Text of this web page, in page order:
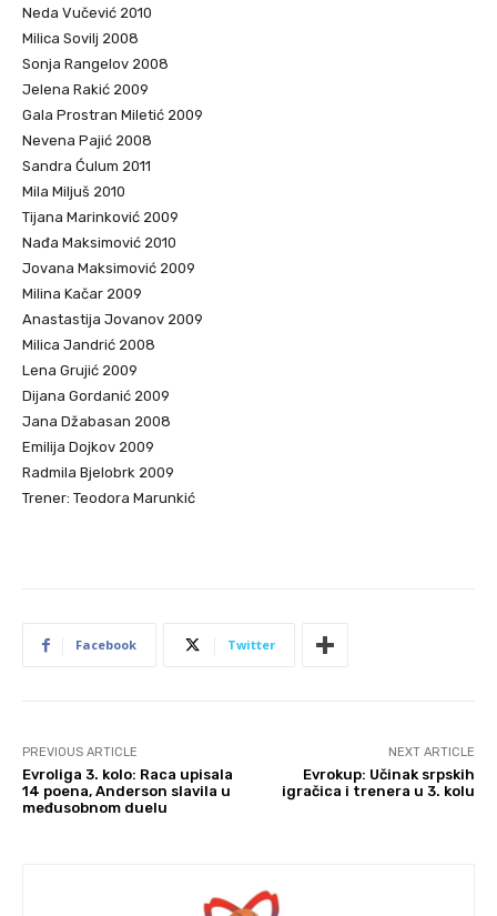
Neda Vučević 2010
Milica Sovilj 2008
Sonja Rangelov 2008
Jelena Rakić 2009
Gala Prostran Miletić 2009
Nevena Pajić 2008
Sandra Ćulum 2011
Mila Miljuš 2010
Tijana Marinković 2009
Nađa Maksimović 2010
Jovana Maksimović 2009
Milina Kačar 2009
Anastastija Jovanov 2009
Milica Jandrić 2008
Lena Grujić 2009
Dijana Gordanić 2009
Jana Džabasan 2008
Emilija Dojkov 2009
Radmila Bjelobrk 2009
Trener: Teodora Marunkić
Facebook Twitter
PREVIOUS ARTICLE
Evroliga 3. kolo: Raca upisala
14 poena, Anderson slavila u
međusobnom duelu
NEXT ARTICLE
Evrokup: Učinak srpskih
igračica i trenera u 3. kolu